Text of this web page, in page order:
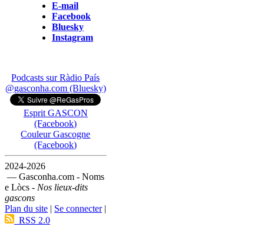
E-mail
Facebook
Bluesky
Instagram
Podcasts sur Ràdio País
@gasconha.com (Bluesky)
Esprit GASCON
(Facebook)
Couleur Gascogne
(Facebook)
2024-2026
— Gasconha.com - Noms
e Lòcs - Nos lieux-dits
gascons
Plan du site | Se connecter|
RSS 2.0